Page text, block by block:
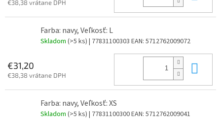
€38,38 vrátane DPH
Farba: navy, Veľkosť: L
Skladom (>5 ks) | 77831100303 EAN: 5712762009072
€31,20
€38,38 vrátane DPH
Farba: navy, Veľkosť: XS
Skladom (>5 ks) | 77831100300EAN: 5712762009041